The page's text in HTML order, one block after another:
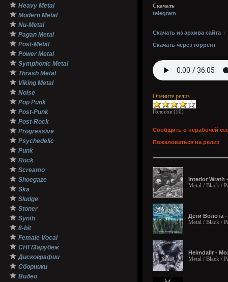
★ Heavy Metal
★ Modern Metal
★ Nu-Metal
★ Pagan Metal
★ Post-Metal
★ Power Metal
★ Symphonic Metal
★ Thrash Metal
★ Viking Metal
★ Noise
★ Pop Punk
★ Post-Punk
★ Post-Rock
★ Progressive
★ Psychedelic
★ Punk
★ Rock
★ Screamo
★ Shoegaze
★ Ska
★ Sludge
★ Stoner
★ Synth
★ 8-bit
★ Female Vocal
★ СНГ/Зарубеж
★ Дискографии
★ Сборники
★ Видео
Скачать
telegram
Скачать из архива сайта /
Скачать через торрент
Оцените релиз
Голосов (10)
Сообщить о нерабочей
Пожаловаться на релиз
Interior Wrath
Metal / Black /
Дети Волота
Metal / Black /
Heimdallr -
Metal / Black /